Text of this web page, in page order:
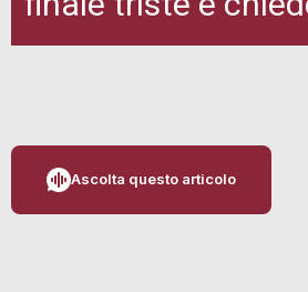
Ascolta questo articolo